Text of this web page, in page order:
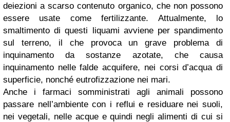
deiezioni a scarso contenuto organico, che non possono
essere usate come fertilizzante. Attualmente, lo
smaltimento di questi liquami avviene per spandimento
sul terreno, il che provoca un grave problema di
inquinamento da sostanze azotate, che causa
inquinamento nelle falde acquifere, nei corsi d’acqua di
superficie, nonché eutrofizzazione nei mari.
Anche i farmaci somministrati agli animali possono
passare nell’ambiente con i reflui e residuare nei suoli,
nei vegetali, nelle acque e quindi negli alimenti di cui si